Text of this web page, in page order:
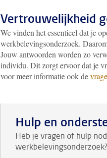
Vertrouwelijkheid
We vinden het essentieel dat je
werkbelevingsonderzoek.
Jouw antwoorden worden zo
individu. Dit zorgt ervoor dat je
voor meer informatie ook de
Hulp en
Heb je vragen of hulp